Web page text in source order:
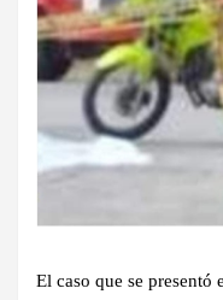
El caso que se presentó